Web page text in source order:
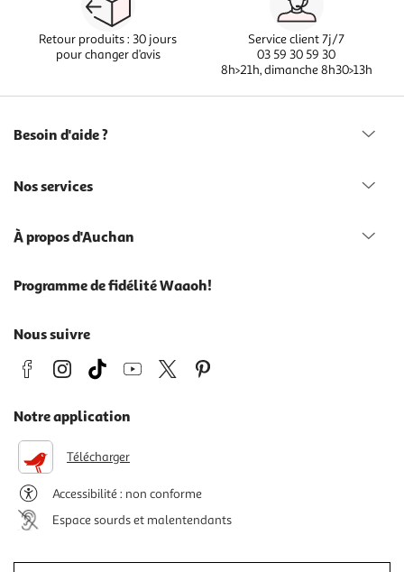
Retour produits : 30 jours
pour changer d’avis
Service client 7j/7
03 59 30 59 30
8h>21h, dimanche 8h30>13h
Besoin d'aide ?
Nos services
À propos d'Auchan
Programme de fidélité Waaoh!
Nous suivre
Notre application
Télécharger
Accessibilité : non conforme
Espace sourds et malentendants